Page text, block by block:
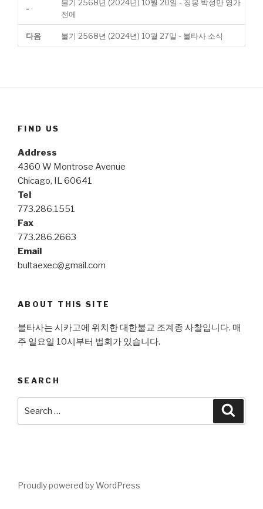
-
불기 2568년 (2024년) 10월 20일 - 청봉 박성만 영가
전에
다음 불기 2568년 (2024년) 10월 27일 - 불타사 소식
FIND US
Address
4360 W Montrose Avenue
Chicago, IL 60641
Tel
773.286.1551
Fax
773.286.2663
Email
bultaexec@gmail.com
ABOUT THIS SITE
불타사는 시카고에 위치한 대한불교 조계종 사찰입니다. 매
주 일요일 10시부터 법회가 있습니다.
SEARCH
Proudly powered by WordPress